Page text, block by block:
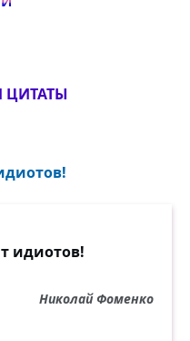
идиотов!
Николай Фоменко